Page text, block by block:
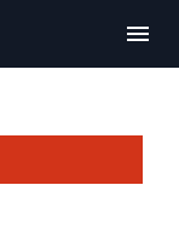
menu